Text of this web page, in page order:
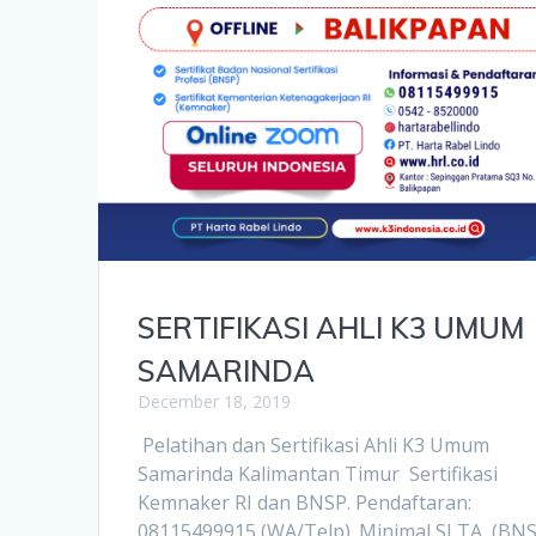
SERTIFIKASI AHLI K3 UMUM
SAMARINDA
December 18, 2019
Pelatihan dan Sertifikasi Ahli K3 Umum
Samarinda Kalimantan Timur Sertifikasi
Kemnaker RI dan BNSP. Pendaftaran:
08115499915 (WA/Telp). Minimal SLTA